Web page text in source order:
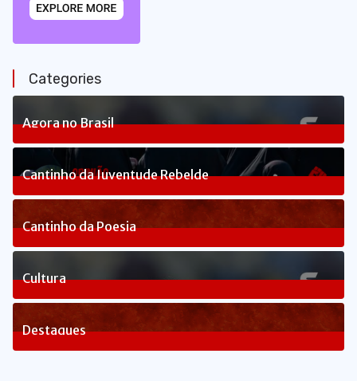
Categories
Agora no Brasil
240Posts
Cantinho da Juventude Rebelde
3Posts
Cantinho da Poesia
1Posts
Cultura
83Posts
Destaques